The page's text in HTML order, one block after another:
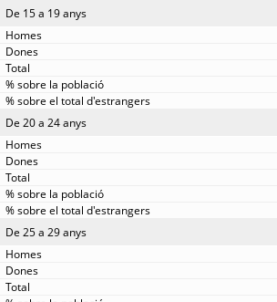
De 15 a 19 anys
De 20 a 24 anys
De 25 a 29 anys